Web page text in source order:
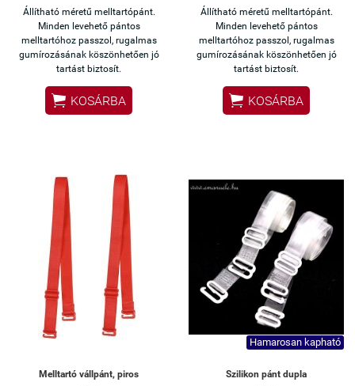
Állítható méretű melltartópánt.
Minden levehető pántos
melltartóhoz passzol, rugalmas
gumírozásának köszönhetően jó
tartást biztosít.
 KOSÁRBA
Állítható méretű melltartópánt.
Minden levehető pántos
melltartóhoz passzol, rugalmas
gumírozásának köszönhetően jó
tartást biztosít.
 KOSÁRBA
Melltartó vállpánt, piros
Hamarosan kapható
Szilikon pánt dupla